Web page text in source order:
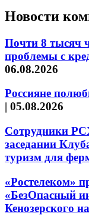
Новости
Почти 8 тысяч
проблемы с
06.08.2026
Россияне
| 05.08.2026
Сотрудники
заседании
туризм для
«Ростелеком»
«БезОпасный
Кенозерского